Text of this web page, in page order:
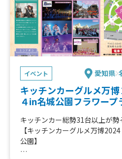
イベント 愛知県
キッチンカーグルメ万博
４in名城公園フラワープ
キッチンカー総勢31台以上が勢
【キッチンカーグルメ万博
公園】